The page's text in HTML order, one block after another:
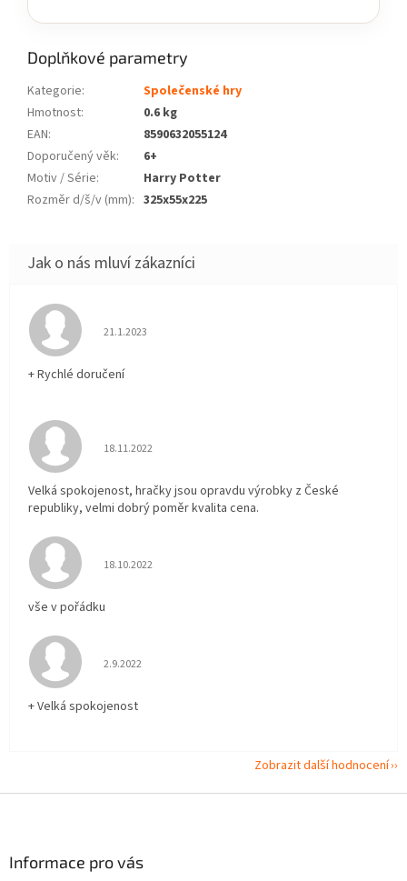
Doplňkové parametry
Kategorie:
Společenské hry
Hmotnost:
0.6 kg
EAN:
8590632055124
Doporučený věk:
6+
Motiv / Série:
Harry Potter
Rozměr d/š/v (mm): 325x55x225
Hodnocení obchodu je 5 z 5 hvězdiček.
21.1.2023
+ Rychlé doručení
Hodnocení obchodu je 5 z 5 hvězdiček.
18.11.2022
Velká spokojenost, hračky jsou opravdu výrobky z České
republiky, velmi dobrý poměr kvalita cena.
Hodnocení obchodu je 5 z 5 hvězdiček.
18.10.2022
vše v pořádku
Hodnocení obchodu je 5 z 5 hvězdiček.
2.9.2022
+ Velká spokojenost
Zobrazit další hodnocení
Informace pro vás